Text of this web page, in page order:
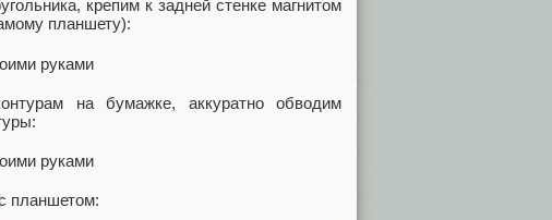
крепим к задней стенке магнитом
планшету):
на бумажке, аккуратно обводим
планшетом: